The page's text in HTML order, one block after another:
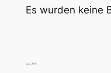
Es wurden keine